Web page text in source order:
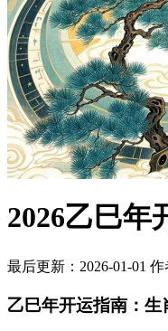
2026乙巳年
最后更新：2026-01-01 作
乙巳年开运指南：生